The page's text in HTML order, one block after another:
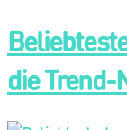
die Trend-